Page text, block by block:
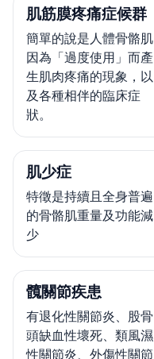
肌筋膜疼痛症候群
簡單的說是人體骨骼肌
因為「過度使用」而產
生肌肉疼痛的現象，以
及各種相伴的臨床症
狀。
肌少症
特徵是持續且全身普遍
的骨骼肌重量及功能減
少
髖關節疾患
有退化性關節炎、股骨
頭缺血性壞死、類風濕
性關節炎、外傷性關節